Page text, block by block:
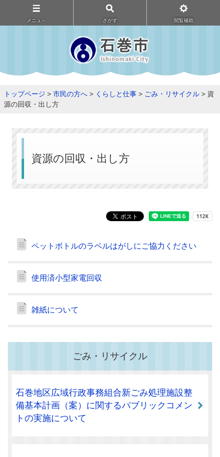
メニュ－ さがす 閲覧補助
トップページ > 市民の方へ > くらしと仕事 > ごみ・リサイクル > 資
源の回収・出し方
資源の回収・出し方
ペットボトルのラベルはがしにご協力ください
使用済小型家電回収
雑紙について
ごみ・リサイクル
石巻地区広域行政事務組合新ごみ処理施設整
備基本計画（案）に関するパブリックコメン
トの実施について